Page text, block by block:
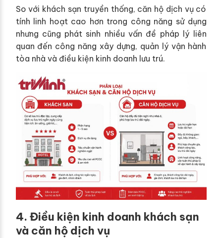
So với khách sạn truyền thống, căn hộ dịch vụ có
tính linh hoạt cao hơn trong công năng sử dụng
nhưng cũng phát sinh nhiều vấn đề pháp lý liên
quan đến công năng xây dựng, quản lý vận hành
tòa nhà và điều kiện kinh doanh lưu trú.
4. Điều kiện kinh doanh khách sạn
và căn hộ dịch vụ